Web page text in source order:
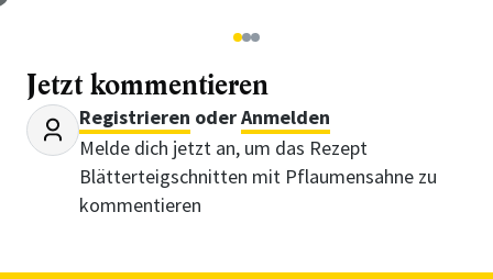
123
Jetzt kommentieren
Registrieren oderAnmelden
Melde dich jetzt an, um das Rezept
Blätterteigschnitten mit Pflaumensahne zu
kommentieren